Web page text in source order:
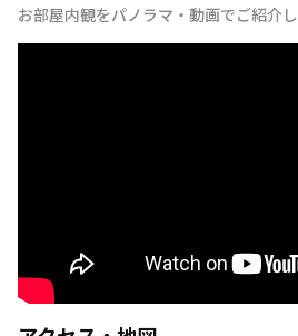
お部屋内観をパノラマ・動画でご紹介し